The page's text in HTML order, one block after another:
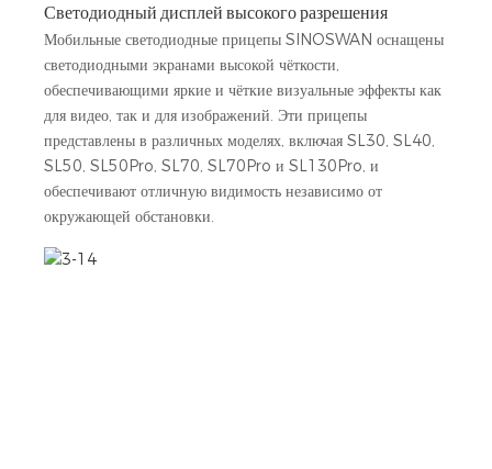
Светодиодный дисплей высокого разрешения
Мобильные светодиодные прицепы SINOSWAN оснащены
светодиодными экранами высокой чёткости,
обеспечивающими яркие и чёткие визуальные эффекты как
для видео, так и для изображений. Эти прицепы
представлены в различных моделях, включая SL30, SL40,
SL50, SL50Pro, SL70, SL70Pro и SL130Pro, и
обеспечивают отличную видимость независимо от
окружающей обстановки.